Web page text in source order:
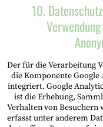
10.
Der für die Verarbeitung
die Komponente
integriert. Google
ist die Erhebung,
Verhalten von Besuchern
erfasst unter anderem